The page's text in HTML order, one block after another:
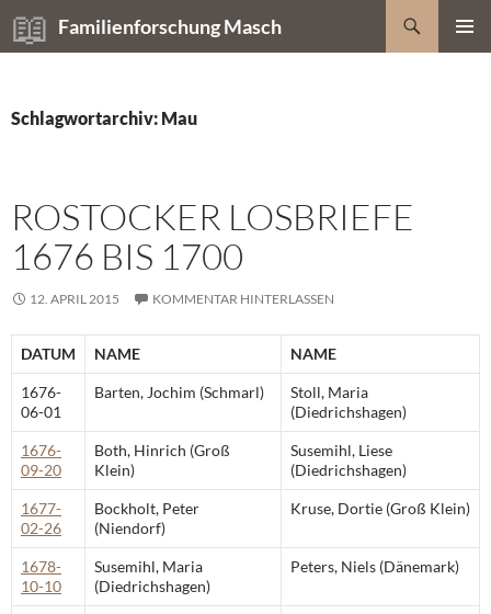
Zum
Inhalt
Familienforschung Masch
Suchen
Schlagwortarchiv: Mau
ROSTOCKER LOSBRIEFE
1676 BIS 1700
12. APRIL 2015 KOMMENTAR HINTERLASSEN
DATUM NAME NAME
1676-
06-01
Barten, Jochim (Schmarl)
Stoll, Maria
(Diedrichshagen)
1676-
09-20
Both, Hinrich (Groß
Klein)
Susemihl, Liese
(Diedrichshagen)
1677-
02-26
Bockholt, Peter
(Niendorf)
Kruse, Dortie (Groß Klein)
1678-
10-10
Susemihl, Maria
(Diedrichshagen)
Peters, Niels (Dänemark)